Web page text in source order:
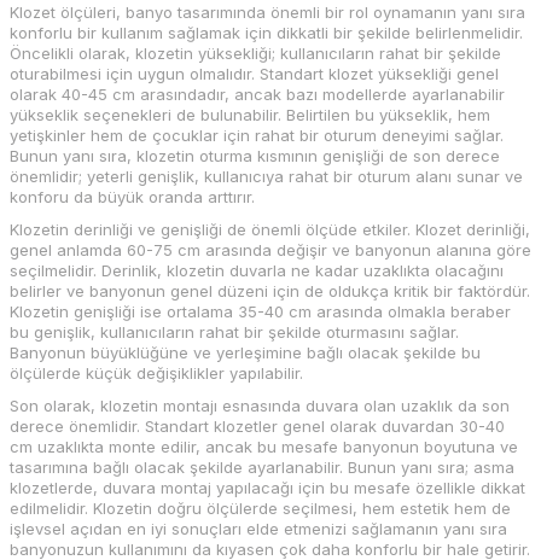
Klozet ölçüleri, banyo tasarımında önemli bir rol oynamanın yanı sıra
konforlu bir kullanım sağlamak için dikkatli bir şekilde belirlenmelidir.
Öncelikli olarak, klozetin yüksekliği; kullanıcıların rahat bir şekilde
oturabilmesi için uygun olmalıdır. Standart klozet yüksekliği genel
olarak 40-45 cm arasındadır, ancak bazı modellerde ayarlanabilir
yükseklik seçenekleri de bulunabilir. Belirtilen bu yükseklik, hem
yetişkinler hem de çocuklar için rahat bir oturum deneyimi sağlar.
Bunun yanı sıra, klozetin oturma kısmının genişliği de son derece
önemlidir; yeterli genişlik, kullanıcıya rahat bir oturum alanı sunar ve
konforu da büyük oranda arttırır.
Klozetin derinliği ve genişliği de önemli ölçüde etkiler. Klozet derinliği,
genel anlamda 60-75 cm arasında değişir ve banyonun alanına göre
seçilmelidir. Derinlik, klozetin duvarla ne kadar uzaklıkta olacağını
belirler ve banyonun genel düzeni için de oldukça kritik bir faktördür.
Klozetin genişliği ise ortalama 35-40 cm arasında olmakla beraber
bu genişlik, kullanıcıların rahat bir şekilde oturmasını sağlar.
Banyonun büyüklüğüne ve yerleşimine bağlı olacak şekilde bu
ölçülerde küçük değişiklikler yapılabilir.
Son olarak, klozetin montajı esnasında duvara olan uzaklık da son
derece önemlidir. Standart klozetler genel olarak duvardan 30-40
cm uzaklıkta monte edilir, ancak bu mesafe banyonun boyutuna ve
tasarımına bağlı olacak şekilde ayarlanabilir. Bunun yanı sıra; asma
klozetlerde, duvara montaj yapılacağı için bu mesafe özellikle dikkat
edilmelidir. Klozetin doğru ölçülerde seçilmesi, hem estetik hem de
işlevsel açıdan en iyi sonuçları elde etmenizi sağlamanın yanı sıra
banyonuzun kullanımını da kıyasen çok daha konforlu bir hale getirir.